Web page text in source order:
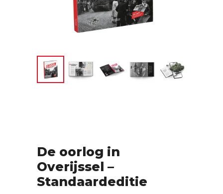
De oorlog in
Overijssel –
Standaardeditie